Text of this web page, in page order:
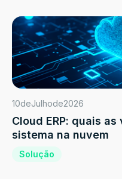
10deJulhode2026
Cloud ERP: quais
sistema na nuvem
Solução